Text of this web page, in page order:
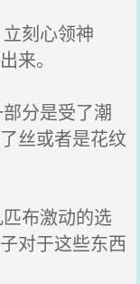
刻心领神
来。
分是受了潮
丝或者是花纹
布激动的选
对于这些东西